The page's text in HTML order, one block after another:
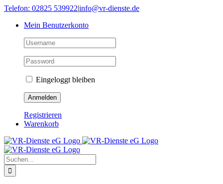
Skip
content
Telefon: 02825 539922|info@vr-dienste.de
Mein Benutzerkonto
Eingeloggt bleiben
Registrieren
Warenkorb
Suche
nach: